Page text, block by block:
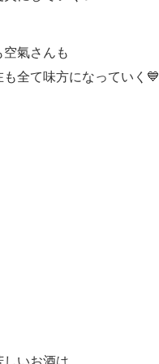
氣さんも
も全て味方になっていく💙